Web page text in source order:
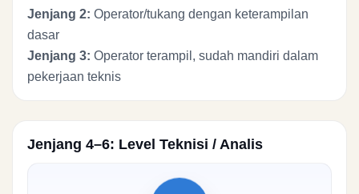
Jenjang 2: Operator/tukang dengan keterampilan
dasar
Jenjang 3: Operator terampil, sudah mandiri dalam
pekerjaan teknis
Jenjang 4–6: Level Teknisi / Analis